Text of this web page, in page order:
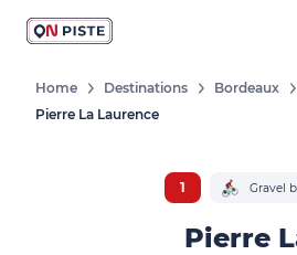
Home Destinations Bordeaux
Pierre La Laurence
1 Gravel
Pierre